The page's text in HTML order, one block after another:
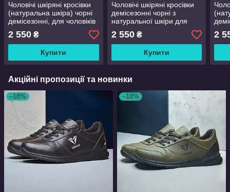
Чоловічі шкіряні кросівки
(натуральна шкіра) чорні
демісезонні, для чоловіків
на весну осінь, розмір 40
41 42 43 44 45
2 550 ₴
Купити
Чоловічі шкіряні кросівки
демісезонні чорні з
натуральної шкіри для
чоловіків на весну осінь,
розмір 40 41 42 43 44 45
2 550₴
Купити
40
2
Акційні пропозиції та новинки
–18% –18%